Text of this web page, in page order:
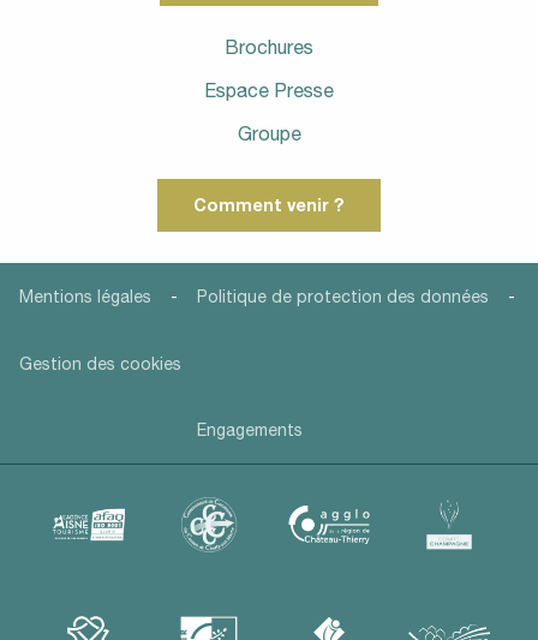
Brochures
Espace Presse
Groupe
Comment venir ?
Mentions légales - Politique de protection des données -
Gestion des cookies
Engagements